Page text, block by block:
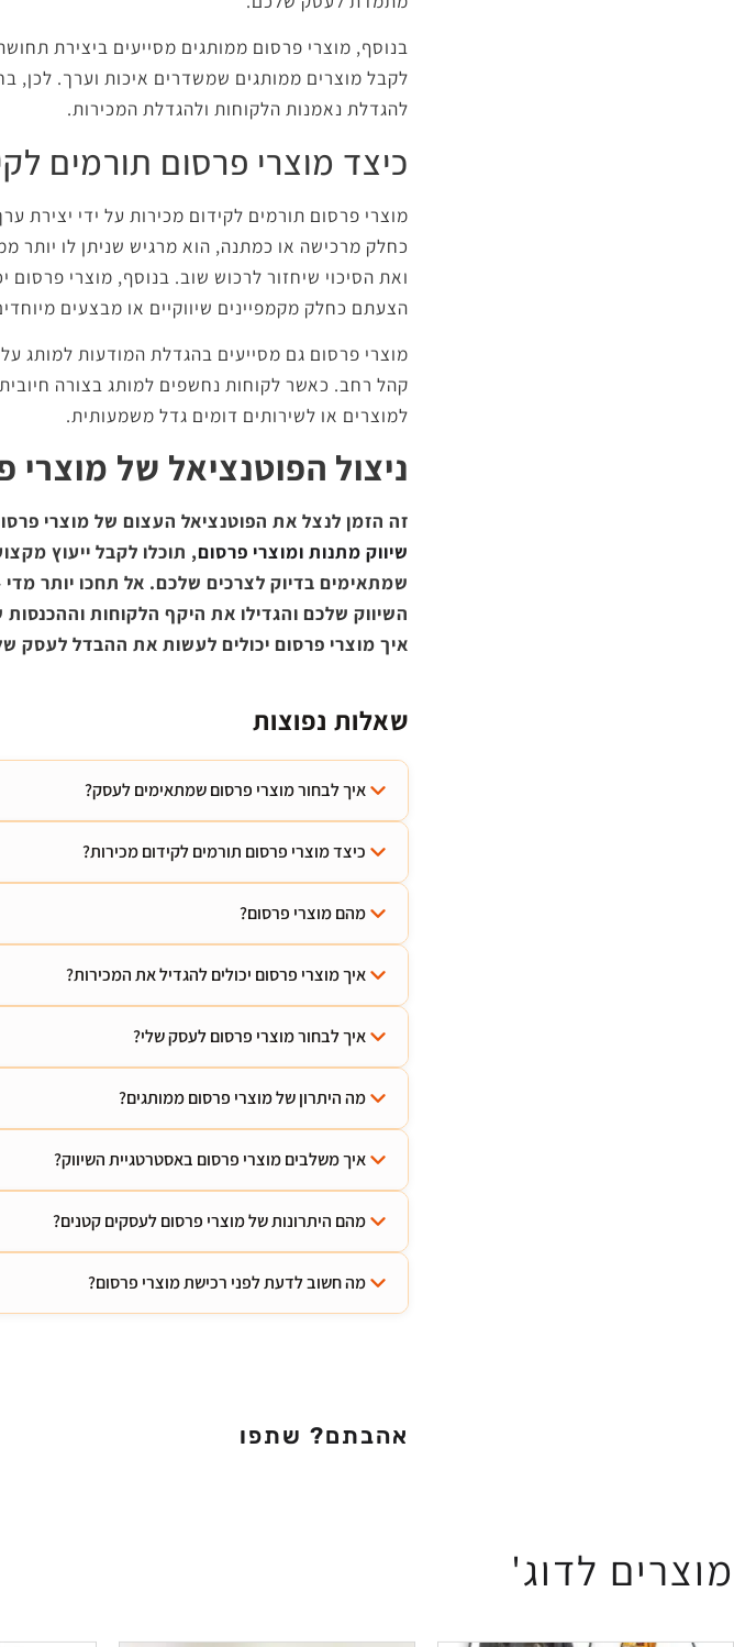
בנוסף, מוצרי פרסום ממותגים מסייעים ביצירת
לקבל מוצרים ממותגים שמשדרים איכות וערך. לכן,
להגדלת נאמנות הלקוחות ולהגדלת המכירות.
כיצד מוצרי פרסום תורמים
מוצרי פרסום תורמים לקידום מכירות על ידי
כחלק מרכישה או כמתנה, הוא מרגיש שניתן לו יותר
ואת הסיכוי שיחזור לרכוש שוב. בנוסף, מוצרי
הצעתם כחלק מקמפיינים שיווקיים או מבצעים
מוצרי פרסום גם מסייעים בהגדלת המודעות למותג
קהל רחב. כאשר לקוחות נחשפים למותג בצורה
למוצרים או לשירותים דומים גדל משמעותית.
ניצול הפוטנציאל של מוצרי
זה הזמן לנצל את הפוטנציאל העצום של מוצרי
שיווק מתנות ומוצרי פרסום, תוכלו לקבל ייעוץ
שמתאימים בדיוק לצרכים שלכם. אל תחכו יותר
השיווק שלכם והגדילו את היקף הלקוחות
איך מוצרי פרסום יכולים לעשות את ההבדל לעסק
שאלות נפוצות
איך לבחור מוצרי פרסום שמתאימים לעסק?
כיצד מוצרי פרסום תורמים לקידום מכירות?
מהם מוצרי פרסום?
איך מוצרי פרסום יכולים להגדיל את המכירות?
איך לבחור מוצרי פרסום לעסק שלי?
מה היתרון של מוצרי פרסום ממותגים?
איך משלבים מוצרי פרסום באסטרטגיית השיווק?
מהם היתרונות של מוצרי פרסום לעסקים קטנים?
מה חשוב לדעת לפני רכישת מוצרי פרסום?
אהבתם? שתפו
מוצרים לדוג'